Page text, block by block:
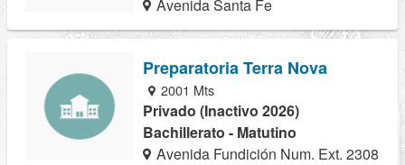
Avenida Santa Fe
Preparatoria Terra Nova
2001 Mts
Privado (Inactivo 2026)
Bachillerato - Matutino
Avenida Fundición Num. Ext. 2308